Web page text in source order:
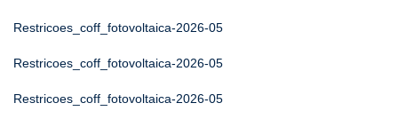
Restricoes_coff_fotovoltaica-2026-05
Restricoes_coff_fotovoltaica-2026-05
Restricoes_coff_fotovoltaica-2026-05